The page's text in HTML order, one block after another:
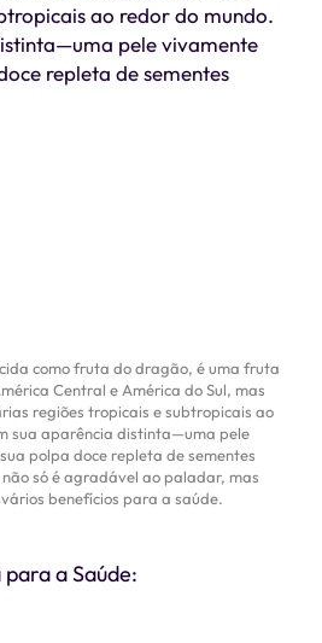
ao redor do mundo.
pele vivamente
repleta de sementes
como fruta do dragão, é uma fruta
Central e América do Sul, mas
regiões tropicais e subtropicais ao
sua aparência distinta—uma pele
polpa doce repleta de sementes
só é agradável ao paladar, mas
benefícios para a saúde.
a Saúde: